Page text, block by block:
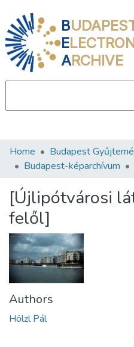
B
E
ARCHIVE
Communities & Collections
Statistics
About us
Home Budapest
Budapest-képarchívum
[Újlipótvárosi
felől]
Authors
Hölzl Pál